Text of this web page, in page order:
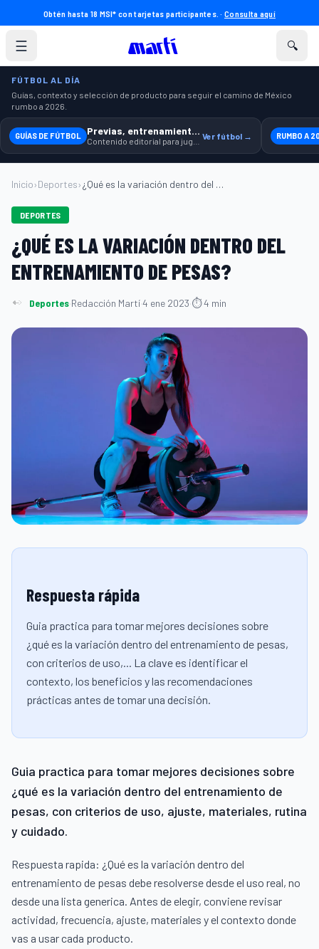
Obtén hasta 18 MSI* con tarjetas participantes. ·Consulta aquí
☰ 🔍
FÚTBOL AL DÍA
Guías, contexto y selección de producto para seguir el camino de México
rumbo a 2026.
GUÍAS DE FÚTBOL Previas, entrenamiento y producto Ver fútbol → RUMBO A
Inicio›Deportes› ¿Qué es la variación dentro del entrenam...
DEPORTES
¿QUÉ ES LA VARIACIÓN DENTRO DEL
ENTRENAMIENTO DE PESAS?
Deportes·Redacción Martí·4 ene 2023·⏱ 4 min
Respuesta rápida
Guia practica para tomar mejores decisiones sobre
¿qué es la variación dentro del entrenamiento de pesas,
con criterios de uso,... La clave es identificar el
contexto, los beneficios y las recomendaciones
prácticas antes de tomar una decisión.
Guia practica para tomar mejores decisiones sobre
¿qué es la variación dentro del entrenamiento de
pesas, con criterios de uso, ajuste, materiales, rutina
y cuidado.
Respuesta rapida: ¿Qué es la variación dentro del
entrenamiento de pesas debe resolverse desde el uso real, no
desde una lista generica. Antes de elegir, conviene revisar
actividad, frecuencia, ajuste, materiales y el contexto donde
vas a usar cada producto.